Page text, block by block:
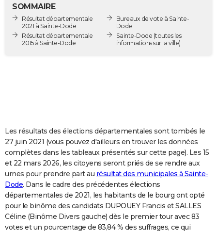
Destinations
City break
Voyage nature
Voyage de noces
Forum
Climat
GUIDES D'ACHAT
COPAINS D'AVANT
S'inscrire
Se connecter
Lycées
Collèges
Primaires
Universités
Entreprises
Service militaire
Avis de recherche
AVIS DE DÉCÈS
Bricolage
Lifestyle
Culture
Sport
Auto
Television
Voyage
Cinema
SOMMAIRE
Résultat départementale
2021 à Sainte-Dode
Résultat départementale
2015 à Sainte-Dode
Bureaux de vote à Sainte-
Dode
Sainte-Dode (toutes les
informations sur la ville)
Les résultats des élections départementales sont tombés le
27 juin 2021 (vous pouvez d'ailleurs en trouver les données
complètes dans les tableaux présentés sur cette page). Les 15
et 22 mars 2026, les citoyens seront priés de se rendre aux
urnes pour prendre part au résultat des municipales à Sainte-
Dode. Dans le cadre des précédentes élections
départementales de 2021, les habitants de le bourg ont opté
pour le binôme des candidats DUPOUEY Francis et SALLES
Céline (Binôme Divers gauche) dès le premier tour avec 83
votes et un pourcentage de 83,84 % des suffrages, ce qui